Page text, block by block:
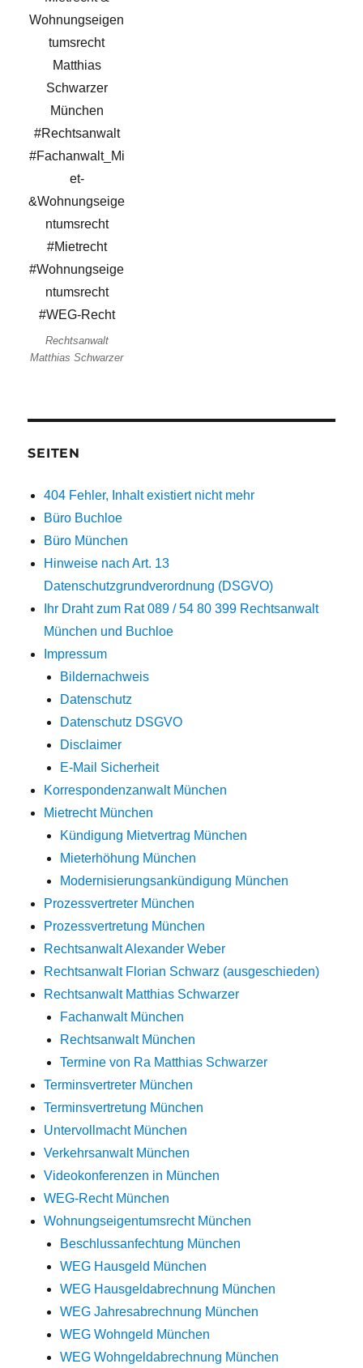
Rechtsanwalt
Matthias Schwarzer
SEITEN
404 Fehler, Inhalt existiert nicht mehr
Büro Buchloe
Büro München
Hinweise nach Art. 13
Datenschutzgrundverordnung (DSGVO)
Ihr Draht zum Rat 089 / 54 80 399 Rechtsanwalt
München und Buchloe
Impressum
Bildernachweis
Datenschutz
Datenschutz DSGVO
Disclaimer
E-Mail Sicherheit
Korrespondenzanwalt München
Mietrecht München
Kündigung Mietvertrag München
Mieterhöhung München
Modernisierungsankündigung München
Prozessvertreter München
Prozessvertretung München
Rechtsanwalt Alexander Weber
Rechtsanwalt Florian Schwarz (ausgeschieden)
Rechtsanwalt Matthias Schwarzer
Fachanwalt München
Rechtsanwalt München
Termine von Ra Matthias Schwarzer
Terminsvertreter München
Terminsvertretung München
Untervollmacht München
Verkehrsanwalt München
Videokonferenzen in München
WEG-Recht München
Wohnungseigentumsrecht München
Beschlussanfechtung München
WEG Hausgeld München
WEG Hausgeldabrechnung München
WEG Jahresabrechnung München
WEG Wohngeld München
WEG Wohngeldabrechnung München